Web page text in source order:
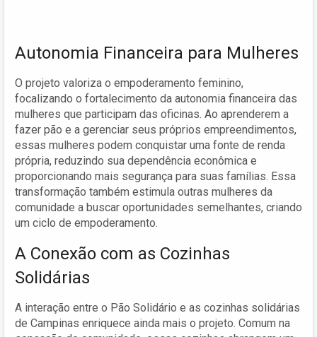
Autonomia Financeira para Mulheres
O projeto valoriza o empoderamento feminino,
focalizando o fortalecimento da autonomia financeira das
mulheres que participam das oficinas. Ao aprenderem a
fazer pão e a gerenciar seus próprios empreendimentos,
essas mulheres podem conquistar uma fonte de renda
própria, reduzindo sua dependência econômica e
proporcionando mais segurança para suas famílias. Essa
transformação também estimula outras mulheres da
comunidade a buscar oportunidades semelhantes, criando
um ciclo de empoderamento.
A Conexão com as Cozinhas
Solidárias
A interação entre o Pão Solidário e as cozinhas solidárias
de Campinas enriquece ainda mais o projeto. Comum na